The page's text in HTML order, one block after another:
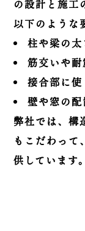
の設計と施工
以下のような
柱や梁の
筋交いや
接合部に
壁や窓の配
弊社では、構
もこだわって
供しています。